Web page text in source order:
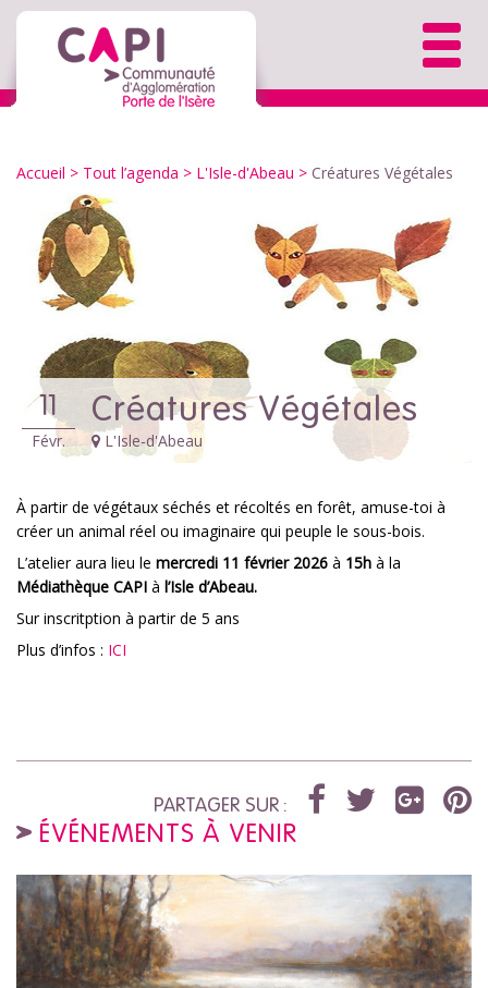
Accueil > Tout l’agenda > L'Isle-d'Abeau > Créatures Végétales
11
Févr.
Créatures Végétales
L'Isle-d'Abeau
À partir de végétaux séchés et récoltés en forêt, amuse-toi à
créer un animal réel ou imaginaire qui peuple le sous-bois.
L’atelier aura lieu le mercredi 11 février 2026 à 15h à la
Médiathèque CAPI à l’Isle d’Abeau.
Sur inscritption à partir de 5 ans
Plus d’infos : ICI
PARTAGER SUR :
ÉVÉNEMENTS À VENIR